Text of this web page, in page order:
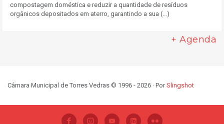
compostagem doméstica e reduzir a quantidade de resíduos
orgânicos depositados em aterro, garantindo a sua (...)
+ Agenda
Câmara Municipal de Torres Vedras © 1996 - 2026 · PorSlingshot